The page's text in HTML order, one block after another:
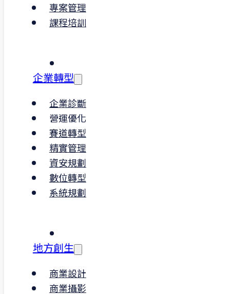
專案管理
課程培訓
企業轉型
企業診斷
營運優化
賽道轉型
精實管理
資安規劃
數位轉型
系統規劃
地方創生
商業設計
商業攝影
這份工作適合擅長溝通、具備條理與責
任感，並願意持續學習與提升執行力的
｜工作內容
協助規劃專案內容、進行產業趨勢
研究與分析
彙整客戶資料並撰寫分析報告與簡
報
協助專案會議進行與專案時程管理
協助顧問撰寫標準流程與制度文件
支援主管交辦事項與行政任務
文書排版與簡報製作能力
理任務並追蹤進度
有政府標案、投資計畫、補助申